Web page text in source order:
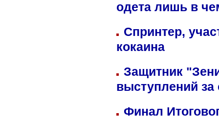
одета лишь в
Спринтер,
кокаина
Защитник
выступлений
Финал